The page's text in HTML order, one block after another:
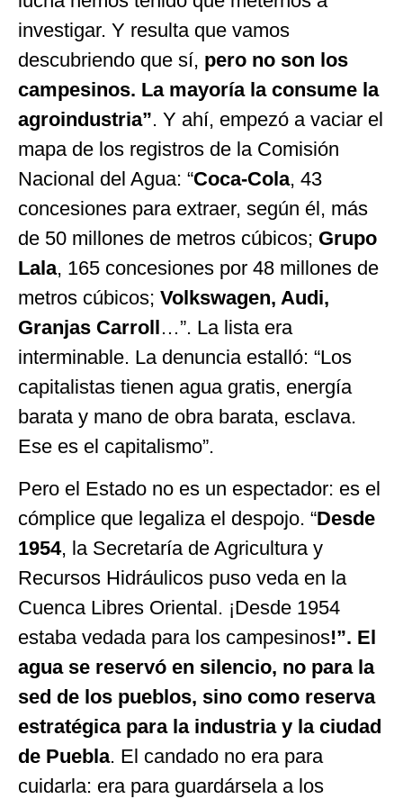
investigar. Y resulta que vamos
descubriendo que sí, pero no son los
campesinos. La mayoría la consume la
agroindustria”. Y ahí, empezó a vaciar el
mapa de los registros de la Comisión
Nacional del Agua: “Coca-Cola, 43
concesiones para extraer, según él, más
de 50 millones de metros cúbicos; Grupo
Lala, 165 concesiones por 48 millones de
metros cúbicos; Volkswagen, Audi,
Granjas Carroll…”. La lista era
interminable. La denuncia estalló: “Los
capitalistas tienen agua gratis, energía
barata y mano de obra barata, esclava.
Ese es el capitalismo”.
Pero el Estado no es un espectador: es el
cómplice que legaliza el despojo. “Desde
1954, la Secretaría de Agricultura y
Recursos Hidráulicos puso veda en la
Cuenca Libres Oriental. ¡Desde 1954
estaba vedada para los campesinos!”. El
agua se reservó en silencio, no para la
sed de los pueblos, sino como reserva
estratégica para la industria y la ciudad
de Puebla. El candado no era para
cuidarla: era para guardársela a los